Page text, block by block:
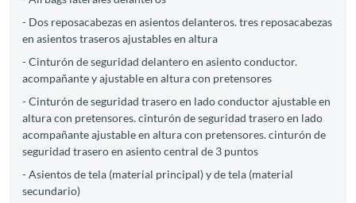
- Dos reposacabezas en asientos delanteros. tres reposacabezas
en asientos traseros ajustables en altura
- Cinturón de seguridad delantero en asiento conductor.
acompañante y ajustable en altura con pretensores
- Cinturón de seguridad trasero en lado conductor ajustable en
altura con pretensores. cinturón de seguridad trasero en lado
acompañante ajustable en altura con pretensores. cinturón de
seguridad trasero en asiento central de 3 puntos
- Asientos de tela (material principal) y de tela (material
secundario)